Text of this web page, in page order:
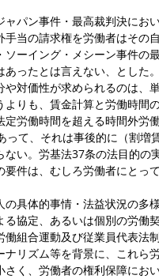
パン事件・最高裁判決にお
当の請求権を労働者はその
ーイング・メシーン事件の
ったとは言えない、とした。
対価性が求められるのは、
りも、賃金計算と労働時間
労働時間を超える時間外労
て、それは事後的に（割増
い。労基法37条の法目的の
件は、むしろ労働者にとっ
具体的事情・法益状況の多
協定、あるいは個別の労働
組合運動及び従業員代表法
リズム等を背景に、これら
く、労働者の権利保障にお